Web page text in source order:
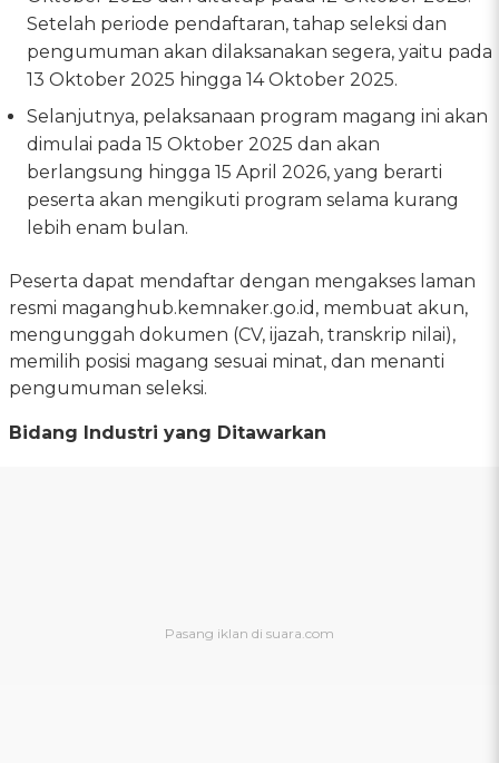
Setelah periode pendaftaran, tahap seleksi dan
pengumuman akan dilaksanakan segera, yaitu pada
13 Oktober 2025 hingga 14 Oktober 2025.
Selanjutnya, pelaksanaan program magang ini akan
dimulai pada 15 Oktober 2025 dan akan
berlangsung hingga 15 April 2026, yang berarti
peserta akan mengikuti program selama kurang
lebih enam bulan.
Peserta dapat mendaftar dengan mengakses laman
resmi maganghub.kemnaker.go.id, membuat akun,
mengunggah dokumen (CV, ijazah, transkrip nilai),
memilih posisi magang sesuai minat, dan menanti
pengumuman seleksi.
Bidang Industri yang Ditawarkan